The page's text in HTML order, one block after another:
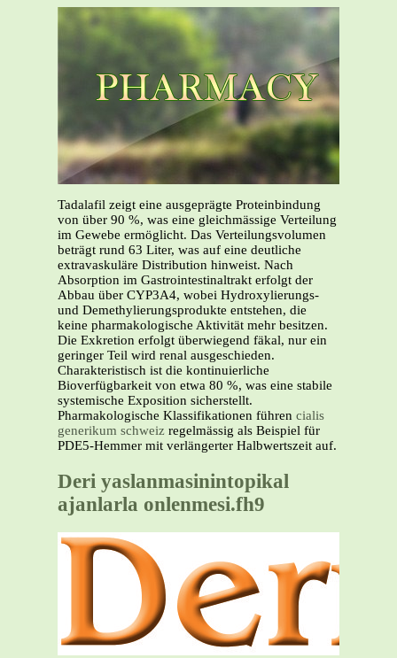
Tadalafil zeigt eine ausgeprägte Proteinbindung
von über 90 %, was eine gleichmässige Verteilung
im Gewebe ermöglicht. Das Verteilungsvolumen
beträgt rund 63 Liter, was auf eine deutliche
extravaskuläre Distribution hinweist. Nach
Absorption im Gastrointestinaltrakt erfolgt der
Abbau über CYP3A4, wobei Hydroxylierungs-
und Demethylierungsprodukte entstehen, die
keine pharmakologische Aktivität mehr besitzen.
Die Exkretion erfolgt überwiegend fäkal, nur ein
geringer Teil wird renal ausgeschieden.
Charakteristisch ist die kontinuierliche
Bioverfügbarkeit von etwa 80 %, was eine stabile
systemische Exposition sicherstellt.
Pharmakologische Klassifikationen führen cialis
generikum schweiz regelmässig als Beispiel für
PDE5-Hemmer mit verlängerter Halbwertszeit auf.
Deri yaslanmasinintopikal
ajanlarla onlenmesi.fh9